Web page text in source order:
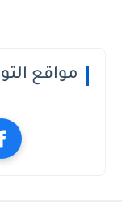
مواقع